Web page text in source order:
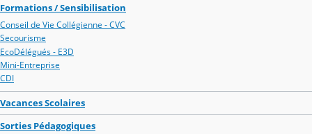
Formations / Sensibilisation
Conseil de Vie Collégienne - CVC
Secourisme
EcoDélégués - E3D
Mini-Entreprise
CDI
Vacances Scolaires
Sorties Pédagogiques